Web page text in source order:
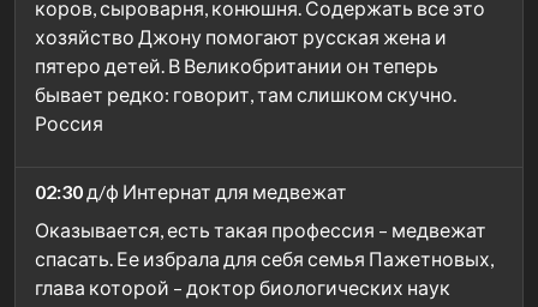
коров, сыроварня, конюшня. Содержать все это
хозяйство Джону помогают русская жена и
пятеро детей. В Великобритании он теперь
бывает редко: говорит, там слишком скучно.
Россия
02:30д/ф Интернат для медвежат
Оказывается, есть такая профессия – медвежат
спасать. Ее избрала для себя семья Пажетновых,
глава которой – доктор биологических наук